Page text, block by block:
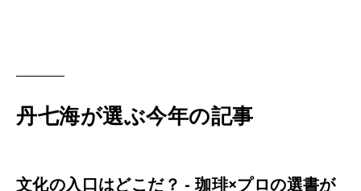
丹七海が選ぶ今年の記事
文化の入口はどこだ？ - 珈琲×プロの選書が